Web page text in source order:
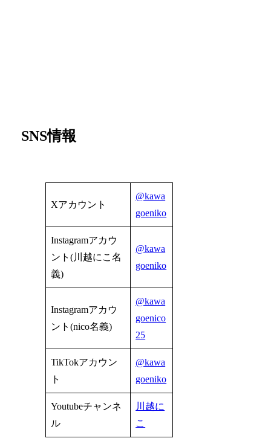
SNS情報
Xアカウント
@kawa
goeniko
Instagramアカウ
ント(川越にこ名
義)
@kawa
goeniko
Instagramアカウ
ント(nico名義)
@kawa
goenico
25
TikTokアカウン
ト
@kawa
goeniko
Youtubeチャンネ
ル
川越に
こ